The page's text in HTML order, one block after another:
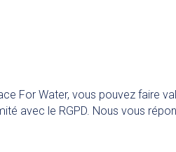
For Water, vous pouvez faire
avec le RGPD. Nous vous